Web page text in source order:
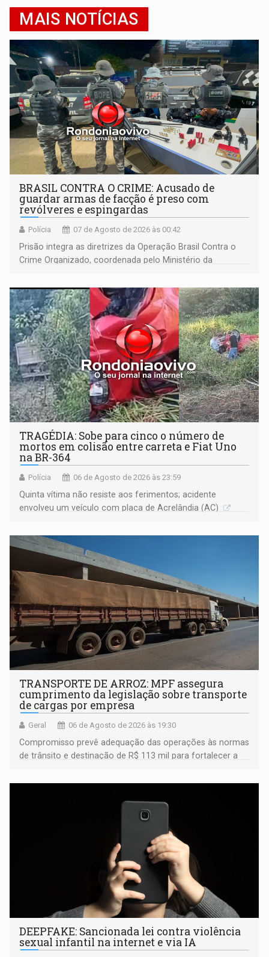
MAIS NOTÍCIAS
BRASIL CONTRA O CRIME: Acusado de
guardar armas de facção é preso com
revólveres e espingardas
Polícia 07 de Agosto de 2026 às 00:42
Prisão integra as diretrizes da Operação Brasil Contra o
Crime Organizado, coordenada pelo Ministério da
TRAGÉDIA: Sobe para cinco o número de
mortos em colisão entre carreta e Fiat Uno
na BR-364
Polícia 06 de Agosto de 2026 às 23:59
Quinta vítima não resiste aos ferimentos; acidente
envolveu um veículo com placa de Acrelândia (AC)
TRANSPORTE DE ARROZ: MPF assegura
cumprimento da legislação sobre transporte
de cargas por empresa
Geral 06 de Agosto de 2026 às 19:30
Compromisso prevê adequação das operações às normas
de trânsito e destinação de R$ 113 mil para fortalecer a
DEEPFAKE: Sancionada lei contra violência
sexual infantil na internet e via IA